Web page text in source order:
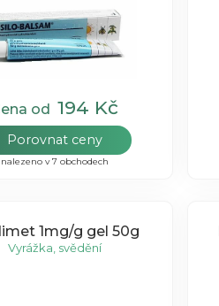
od 194 Kč
Porovnat ceny
nalezeno v 7 obchodech
1mg/g gel 50g
Vyrážka, svědění